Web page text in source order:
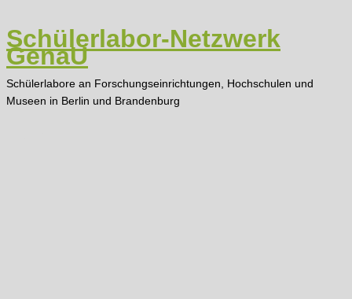
Inhalt
springen
Schülerlabor-Netzwerk
GenaU
Schülerlabore an Forschungseinrichtungen, Hochschulen und
Museen in Berlin und Brandenburg